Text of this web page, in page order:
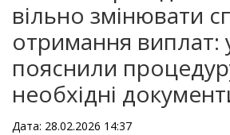
вільно змінювати
отримання
пояснили
необхідні
Дата: 28.02.2026 14:37